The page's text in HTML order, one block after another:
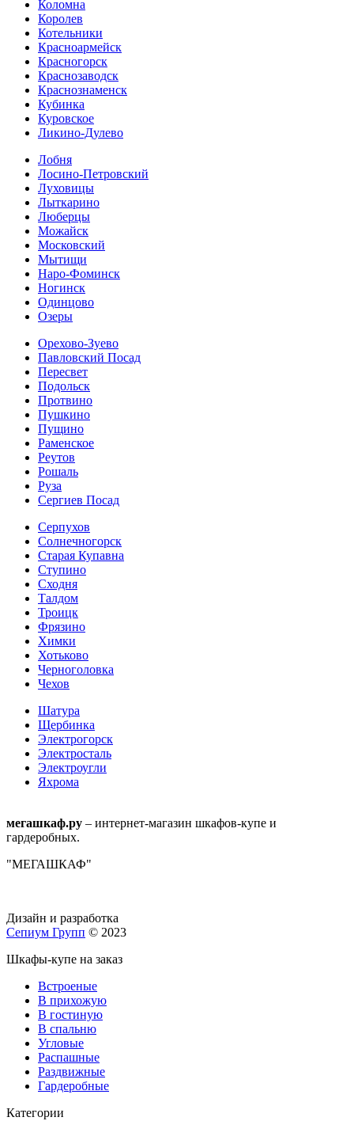
Коломна
Королев
Котельники
Красноармейск
Красногорск
Краснозаводск
Краснознаменск
Кубинка
Куровское
Ликино-Дулево
Лобня
Лосино-Петровский
Луховицы
Лыткарино
Люберцы
Можайск
Московский
Мытищи
Наро-Фоминск
Ногинск
Одинцово
Озеры
Орехово-Зуево
Павловский Посад
Пересвет
Подольск
Протвино
Пушкино
Пущино
Раменское
Реутов
Рошаль
Руза
Сергиев Посад
Серпухов
Солнечногорск
Старая Купавна
Ступино
Сходня
Талдом
Троицк
Фрязино
Химки
Хотьково
Черноголовка
Чехов
Шатура
Щербинка
Электрогорск
Электросталь
Электроугли
Яхрома
мегашкаф.ру – интернет-магазин шкафов-купе и
гардеробных.
"МЕГАШКАФ"
Дизайн и разработка
Сепиум Групп © 2023
Шкафы-купе на заказ
Встроеные
В прихожую
В гостиную
В спальню
Угловые
Распашные
Раздвижные
Гардеробные
Категории